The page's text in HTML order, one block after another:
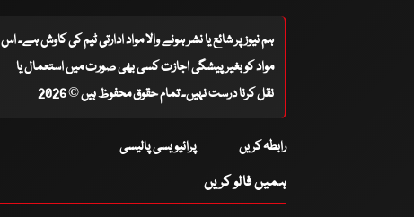
ہم نیوز پر شائع یا نشر ہونے والا مواد ادارتی ٹیم کی کاوش ہے۔ اس
مواد کو بغیر پیشگی اجازت کسی بھی صورت میں استعمال یا
نقل کرنا درست نہیں۔ تمام حقوق محفوظ ہیں © 2026
رابطہ کریں پرائیویسی پالیسی
ہمیں فالو کریں